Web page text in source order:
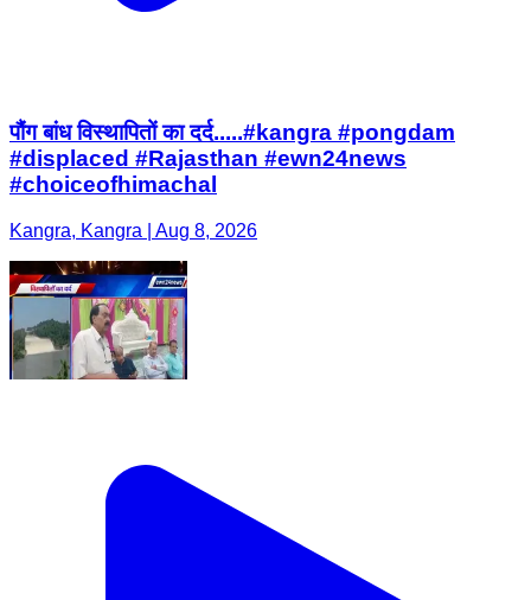
पौंग बांध विस्थापितों का दर्द.....#kangra #pongdam
#displaced #Rajasthan #ewn24news
#choiceofhimachal
Kangra, Kangra | Aug 8, 2026